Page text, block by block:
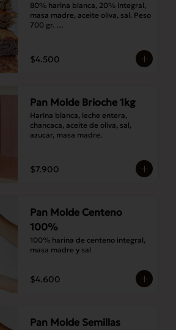
80% harina blanca, 20% integral,
masa madre, aceite oliva, sal. Peso
700 gr.
$4.500
Pan Molde Brioche 1kg
Harina blanca, leche entera,
chancaca, aceite de oliva, sal,
azucar, masa madre.
$7.900
Pan Molde Centeno
100%
100% harina de centeno integral,
masa madre y sal
$4.600
Pan Molde Semillas